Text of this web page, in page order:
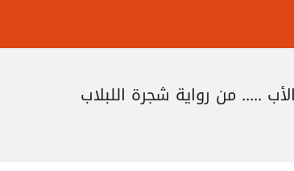
..... من رواية شجرة اللبلاب